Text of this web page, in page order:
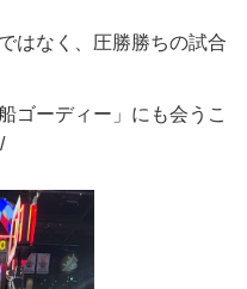
はなく、圧勝勝ちの試合
ゴーディー」にも会うこ